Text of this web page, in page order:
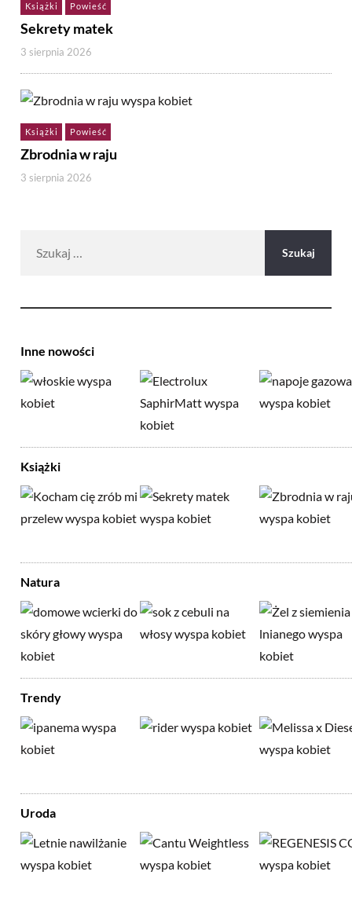
Książki Powieść
Sekrety matek
3 sierpnia 2026
Książki Powieść
Zbrodnia w raju
3 sierpnia 2026
Inne nowości
Książki
Natura
Trendy
Uroda